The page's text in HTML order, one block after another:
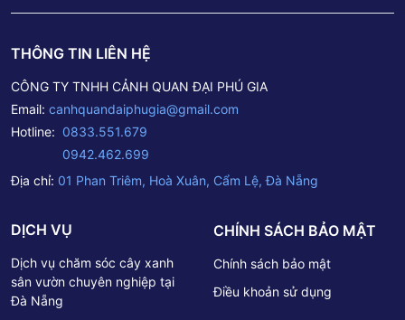
THÔNG TIN LIÊN HỆ
CÔNG TY TNHH CẢNH QUAN ĐẠI PHÚ GIA
Email: canhquandaiphugia@gmail.com
Hotline: 0833.551.679
0942.462.699
Địa chỉ: 01 Phan Triêm, Hoà Xuân, Cẩm Lệ, Đà Nẵng
DỊCH VỤ
Dịch vụ chăm sóc cây xanh
sân vườn chuyên nghiệp tại
Đà Nẵng
CHÍNH SÁCH BẢO MẬT
Chính sách bảo mật
Điều khoản sử dụng